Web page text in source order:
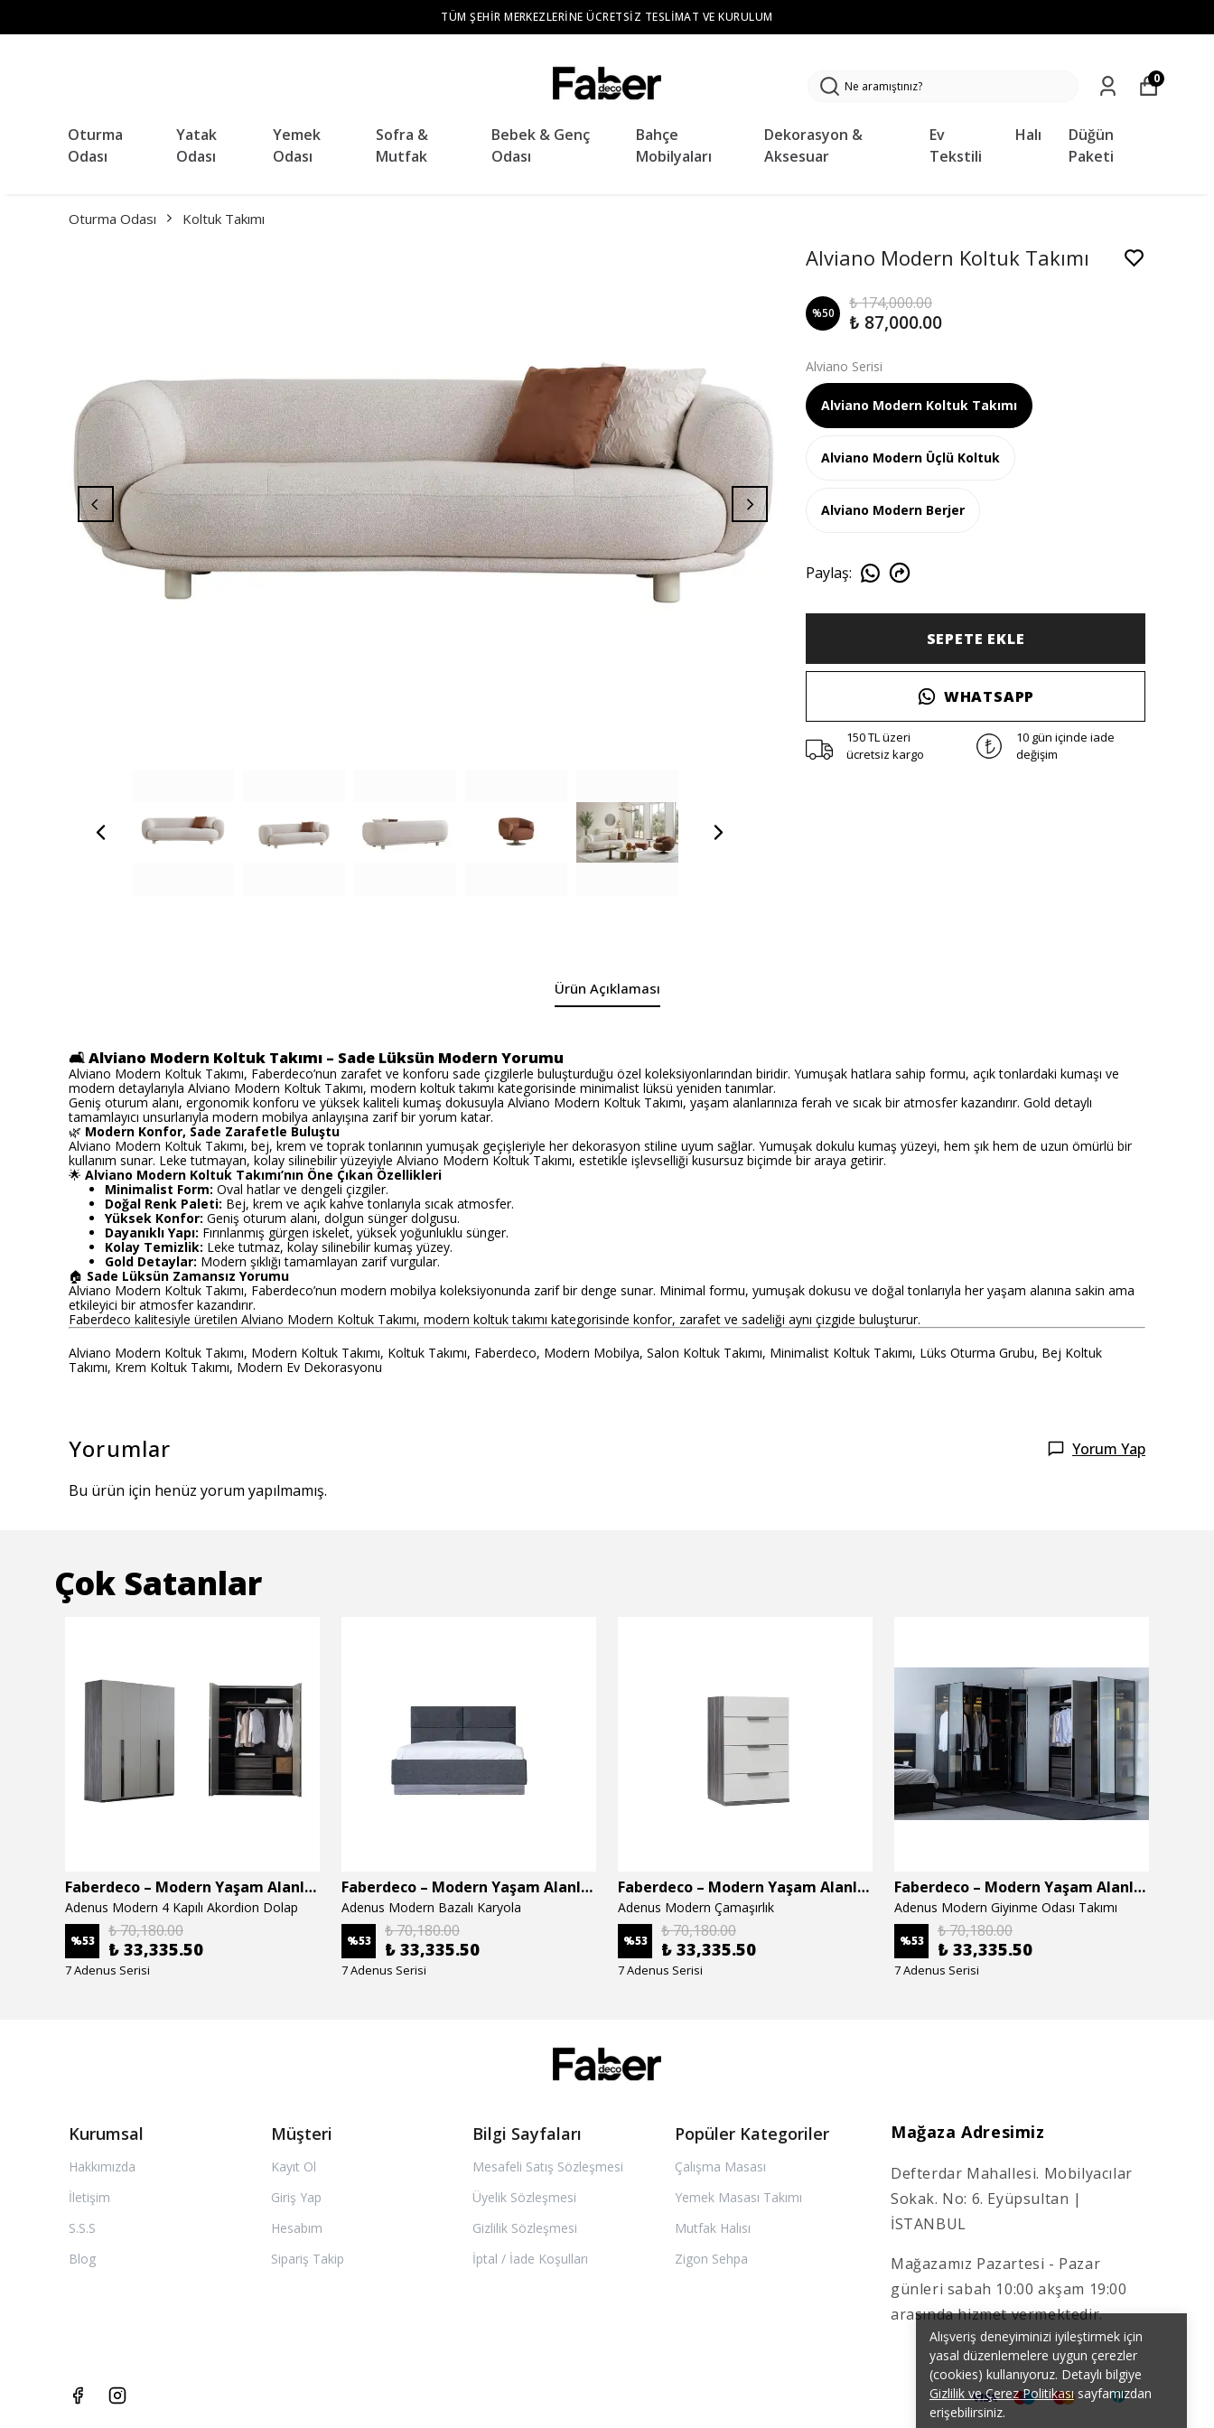
TÜM ŞEHIR MERKEZLERINE ÜCRETSIZ TESLIMAT VE KURULUM
Oturma
Odası
Yatak
Odası
Yemek
Odası
Sofra &
Mutfak
Bebek & Genç
Odası
Bahçe
Mobilyaları
Dekorasyon &
Aksesuar
Ev
Tekstili
Halı
Düğün
Paketi
0
Alışveriş deneyiminizi iyileştirmek için
yasal düzenlemelere uygun çerezler
(cookies) kullanıyoruz. Detaylı bilgiye
Gizlilik ve Çerez Politikasısayfamızdan
erişebilirsiniz.
Oturma Odası Koltuk Takımı
Alviano Modern Koltuk Takımı
%50
₺ 174,000.00
₺ 87,000.00
Alviano Serisi
Alviano Modern Koltuk Takımı
Alviano Modern Üçlü Koltuk
Alviano Modern Berjer
Paylaş:
SEPETE EKLE
WHATSAPP
150 TL üzeri
ücretsiz kargo
10 gün içinde iade
değişim
Ürün Açıklaması
🛋️Alviano Modern Koltuk Takımı – Sade Lüksün Modern Yorumu
Alviano Modern Koltuk Takımı, Faberdeco’nun zarafet ve konforu sade çizgilerle buluşturduğu özel koleksiyonlarından biridir. Yumuşak hatlara sahip formu, açık tonlardaki kumaşı ve
modern detaylarıyla Alviano Modern Koltuk Takımı, modern koltuk takımı kategorisinde minimalist lüksü yeniden tanımlar.
Geniş oturum alanı, ergonomik konforu ve yüksek kaliteli kumaş dokusuyla Alviano Modern Koltuk Takımı, yaşam alanlarınıza ferah ve sıcak bir atmosfer kazandırır. Gold detaylı
tamamlayıcı unsurlarıyla modern mobilya anlayışına zarif bir yorum katar.
🌿 Modern Konfor, Sade Zarafetle Buluştu
Alviano Modern Koltuk Takımı, bej, krem ve toprak tonlarının yumuşak geçişleriyle her dekorasyon stiline uyum sağlar. Yumuşak dokulu kumaş yüzeyi, hem şık hem de uzun ömürlü bir
kullanım sunar. Leke tutmayan, kolay silinebilir yüzeyiyle Alviano Modern Koltuk Takımı, estetikle işlevselliği kusursuz biçimde bir araya getirir.
🌟 Alviano Modern Koltuk Takımı’nın Öne Çıkan Özellikleri
Minimalist Form: Oval hatlar ve dengeli çizgiler.
Doğal Renk Paleti: Bej, krem ve açık kahve tonlarıyla sıcak atmosfer.
Yüksek Konfor: Geniş oturum alanı, dolgun sünger dolgusu.
Dayanıklı Yapı: Fırınlanmış gürgen iskelet, yüksek yoğunluklu sünger.
Kolay Temizlik: Leke tutmaz, kolay silinebilir kumaş yüzey.
Gold Detaylar: Modern şıklığı tamamlayan zarif vurgular.
🏠 Sade Lüksün Zamansız Yorumu
Alviano Modern Koltuk Takımı, Faberdeco’nun modern mobilya koleksiyonunda zarif bir denge sunar. Minimal formu, yumuşak dokusu ve doğal tonlarıyla her yaşam alanına sakin ama
etkileyici bir atmosfer kazandırır.
Faberdeco kalitesiyle üretilen Alviano Modern Koltuk Takımı, modern koltuk takımı kategorisinde konfor, zarafet ve sadeliği aynı çizgide buluşturur.
Alviano Modern Koltuk Takımı, Modern Koltuk Takımı, Koltuk Takımı, Faberdeco, Modern Mobilya, Salon Koltuk Takımı, Minimalist Koltuk Takımı, Lüks Oturma Grubu, Bej Koltuk
Takımı, Krem Koltuk Takımı, Modern Ev Dekorasyonu
Yorumlar Yorum Yap
Bu ürün için henüz yorum yapılmamış.
Çok Satanlar
Faberdeco – Modern Yaşam Alanları İçin Özel Tasarım Mobilyalar
Adenus Modern 4 Kapılı Akordion Dolap
%53
₺ 70,180.00
₺ 33,335.50
7 Adenus Serisi
Faberdeco – Modern Yaşam Alanları İçin Özel Tasarım Mobilyalar
Adenus Modern Bazalı Karyola
%53
₺ 70,180.00
₺ 33,335.50
7 Adenus Serisi
Faberdeco – Modern Yaşam Alanları İçin Özel Tasarım Mobilyalar
Adenus Modern Çamaşırlık
%53
₺ 70,180.00
₺ 33,335.50
7 Adenus Serisi
Faberdeco – Modern Yaşam Alanları İçin Özel Tasarım Mobilyalar
Adenus Modern Giyinme Odası Takımı
%53
₺ 70,180.00
₺ 33,335.50
7 Adenus Serisi
Kurumsal
Hakkımızda
İletişim
S.S.S
Blog
Müşteri
Kayıt Ol
Giriş Yap
Hesabım
Sipariş Takip
Bilgi Sayfaları
Mesafeli Satış Sözleşmesi
Üyelik Sözleşmesi
Gizlilik Sözleşmesi
İptal / İade Koşulları
Popüler Kategoriler
Çalışma Masası
Yemek Masası Takımı
Mutfak Halısı
Zigon Sehpa
Mağaza Adresimiz
Defterdar Mahallesi. Mobilyacılar
Sokak. No: 6. Eyüpsultan |
İSTANBUL
Mağazamız Pazartesi - Pazar
günleri sabah 10:00 akşam 19:00
arasında hizmet vermektedir.